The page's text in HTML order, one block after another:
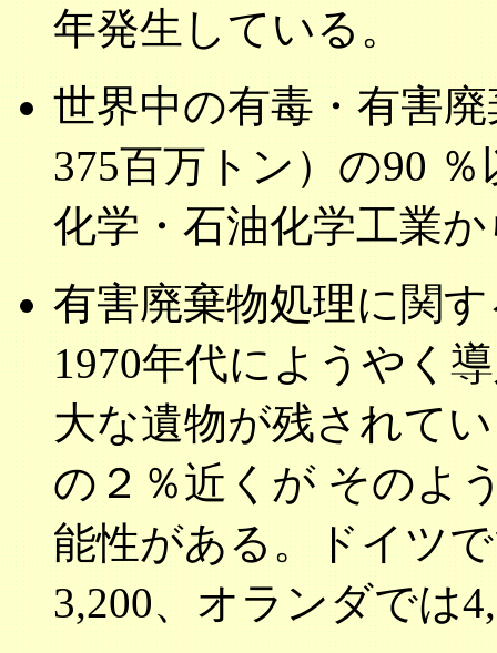
年発生している。
世界中の有毒・有害
375百万トン）の90
化学・石油化学工業
有害廃棄物処理に関
1970年代にようやく
大な遺物が残されて
の２％近くが そのよ
能性がある。ドイツ
3,200、オランダでは